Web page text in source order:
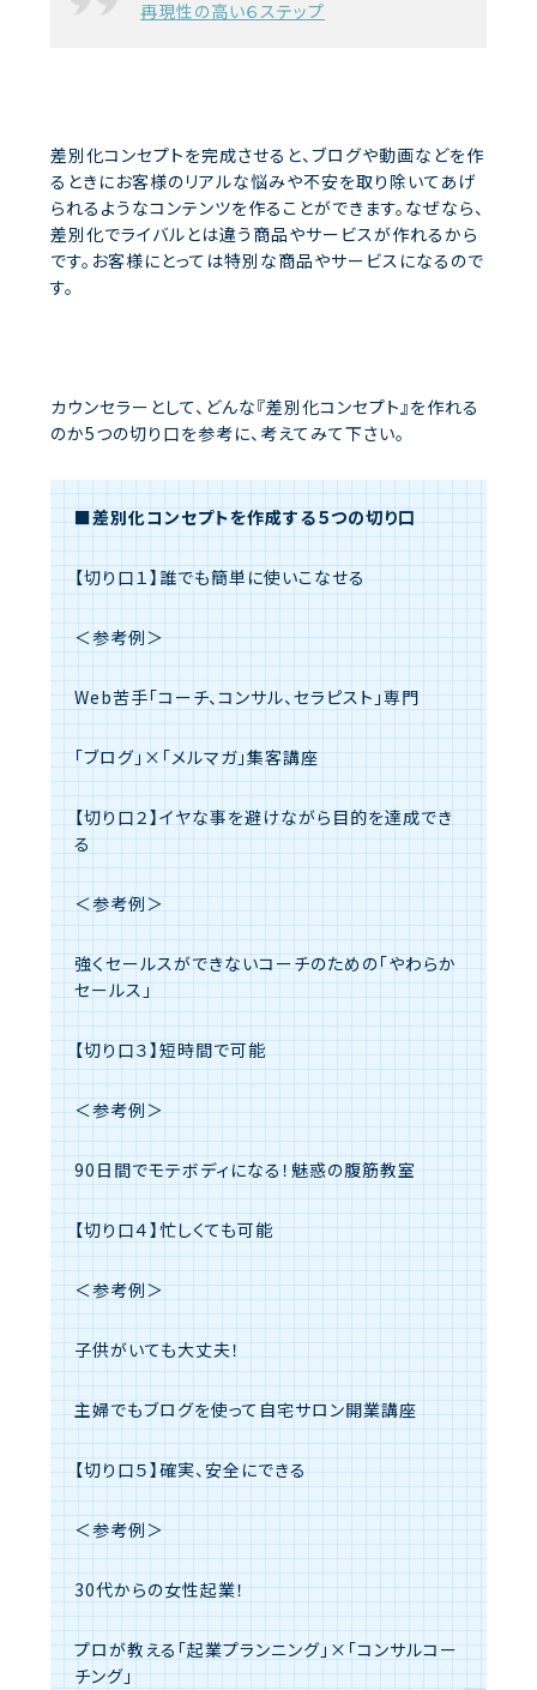
再現性の高い６ステップ
差別化コンセプトを完成させると、ブログや動画などを作
るときにお客様のリアルな悩みや不安を取り除いてあげ
られるようなコンテンツを作ることができます。なぜなら、
差別化でライバルとは違う商品やサービスが作れるから
です。お客様にとっては特別な商品やサービスになるので
す。
カウンセラーとして、どんな『差別化コンセプト』を作れる
のか5つの切り口を参考に、考えてみて下さい。
■差別化コンセプトを作成する５つの切り口
【切り口１】誰でも簡単に使いこなせる
＜参考例＞
Web苦手「コーチ、コンサル、セラピスト」専門
「ブログ」×「メルマガ」集客講座
【切り口２】イヤな事を避けながら目的を達成でき
る
＜参考例＞
強くセールスができないコーチのための「やわらか
セールス」
【切り口３】短時間で可能
＜参考例＞
90日間でモテボディになる！魅惑の腹筋教室
【切り口４】忙しくても可能
＜参考例＞
子供がいても大丈夫！
主婦でもブログを使って自宅サロン開業講座
【切り口５】確実、安全にできる
＜参考例＞
30代からの女性起業！
プロが教える「起業プランニング」×「コンサルコー
チング」